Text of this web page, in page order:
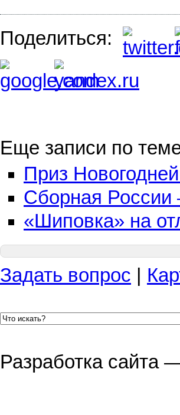
Поделиться:
Еще записи по
Приз
Сборная
«Шиповка» на
Задать вопрос
Разработка сайта